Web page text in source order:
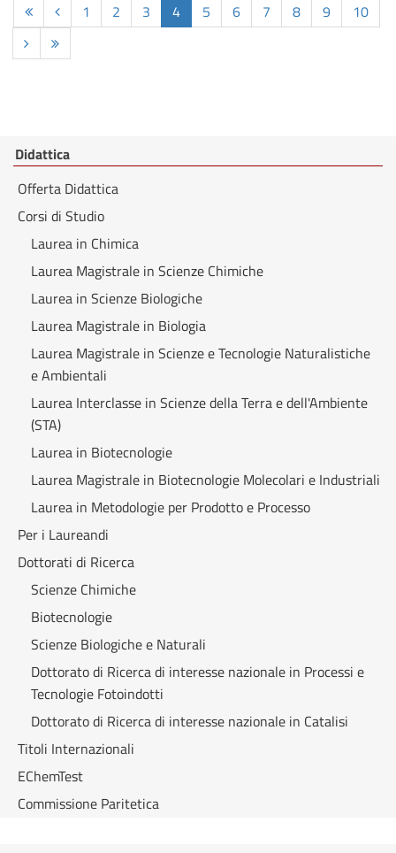
1 2 3 4 5 6 7 8 9 10
Didattica
Offerta Didattica
Corsi di Studio
Laurea in Chimica
Laurea Magistrale in Scienze Chimiche
Laurea in Scienze Biologiche
Laurea Magistrale in Biologia
Laurea Magistrale in Scienze e Tecnologie Naturalistiche
e Ambientali
Laurea Interclasse in Scienze della Terra e dell'Ambiente
(STA)
Laurea in Biotecnologie
Laurea Magistrale in Biotecnologie Molecolari e Industriali
Laurea in Metodologie per Prodotto e Processo
Per i Laureandi
Dottorati di Ricerca
Scienze Chimiche
Biotecnologie
Scienze Biologiche e Naturali
Dottorato di Ricerca di interesse nazionale in Processi e
Tecnologie Fotoindotti
Dottorato di Ricerca di interesse nazionale in Catalisi
Titoli Internazionali
EChemTest
Commissione Paritetica